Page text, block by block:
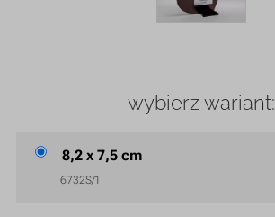
wybierz wariant:
8,2 x 7,5 cm
6732S/1